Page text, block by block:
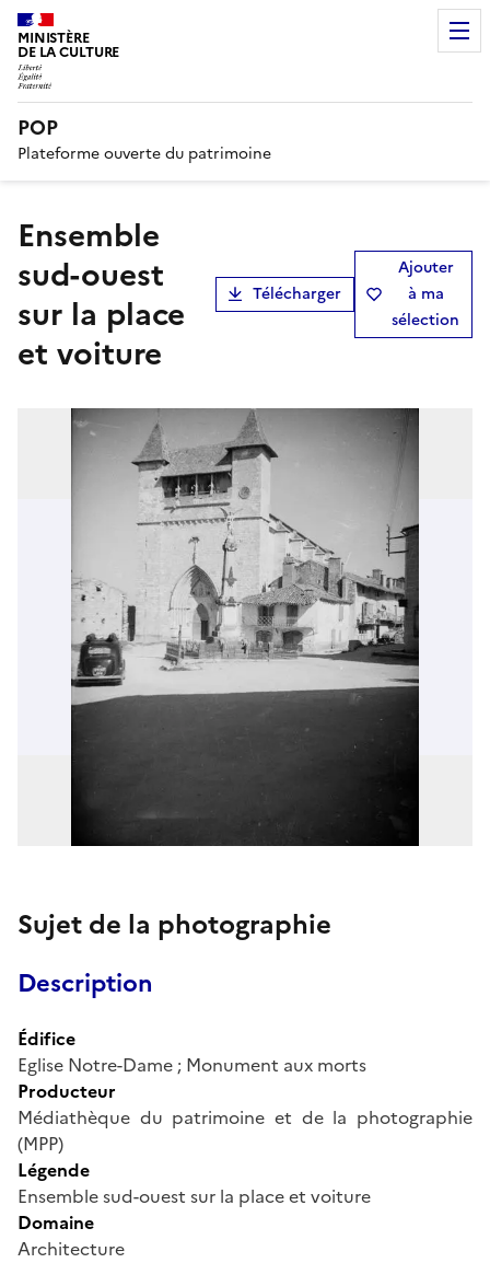
MINISTÈRE
DE LA CULTURE
POP
Plateforme ouverte du patrimoine
Ensemble
sud-ouest
sur la place
et voiture
Télécharger
Ajouter
à ma
sélection
Sujet de la photographie
Description
Édifice
Eglise Notre-Dame ; Monument aux morts
Producteur
Médiathèque du patrimoine et de la photographie
(MPP)
Légende
Ensemble sud-ouest sur la place et voiture
Domaine
Architecture